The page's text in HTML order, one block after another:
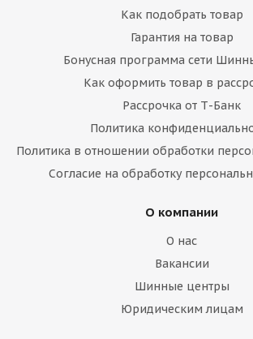
Как подобрать товар
Гарантия на товар
Бонусная программа сети
Как оформить товар в
Рассрочка от Т-Банк
Политика
Политика в отношении обработки
Согласие на обработку
О компании
О нас
Вакансии
Шинные центры
Юридическим лицам